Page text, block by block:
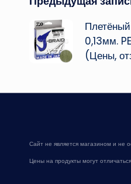
записи0,13мм.
(Цены,
Сайт не является магазином и не
Цены на продукты могут